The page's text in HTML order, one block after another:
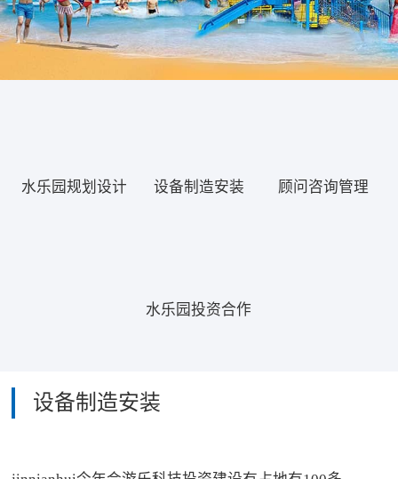
水乐园规划设计 设备制造安装 顾问咨询管理
水乐园投资合作
设备制造安装